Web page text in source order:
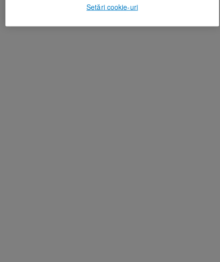
Setări cookie-uri